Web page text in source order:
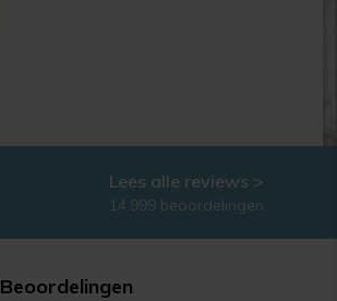
Lees alle reviews >
14.999 beoordelingen
Beoordelingen